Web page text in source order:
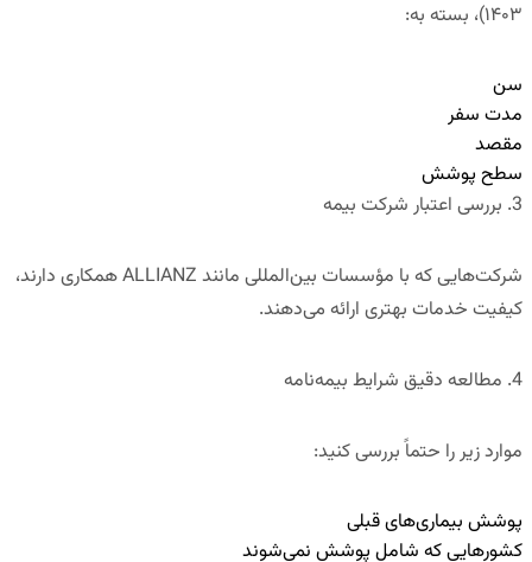
۱۴۰۳)، بسته به:
سن
مدت سفر
مقصد
سطح پوشش
3. بررسی اعتبار شرکت بیمه
شرکت‌هایی که با مؤسسات بین‌المللی مانند ALLIANZهمکاری دارند،
کیفیت خدمات بهتری ارائه می‌دهند.
4. مطالعه دقیق شرایط بیمه‌نامه
موارد زیر را حتماً بررسی کنید:
پوشش بیماری‌های قبلی
کشورهایی که شامل پوشش نمی‌شوند